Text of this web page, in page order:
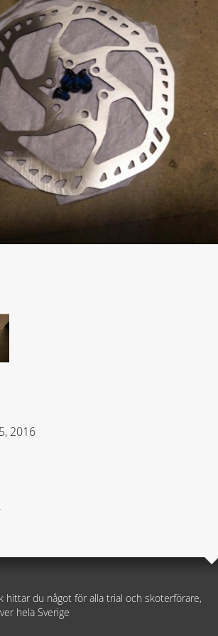
2016
hittar du något för alla trial och skoterförare,
hela Sverige